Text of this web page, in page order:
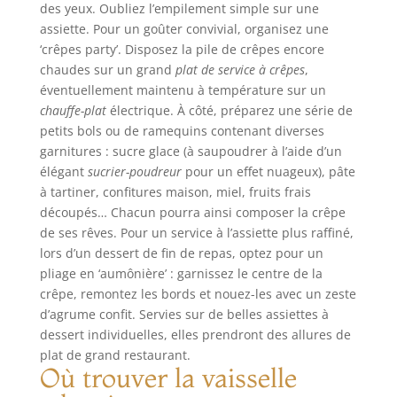
avec un gobelet
pratique pour
mesurer et mixer
directement les
ingrédients,
simplifiant la
préparation des
repas Contenu de
la livraison :
Mixeur plongeant
ErgoMixx 600 W
avec 2 vitesses et
gobelet doseur
éclaboussures et
les dégâts, pour
une expérience
plus propre et plus
agréable DESIGN
CONFORTABLE :
Une poignée
ergonomique avec
une prise en main
texturée, pour
expérience plus
facile et plus
confortable, idéal
pour une
utilisation
fréquente
Zelkrom qui
garantissent des
durables
des yeux. Oubliez l’empilement simple sur une
assiette. Pour un goûter convivial, organisez une
‘crêpes party’. Disposez la pile de crêpes encore
chaudes sur un grand plat de service à crêpes,
éventuellement maintenu à température sur un
chauffe-platélectrique. À côté, préparez une série de
petits bols ou de ramequins contenant diverses
garnitures : sucre glace (à saupoudrer à l’aide d’un
élégant sucrier-poudreurpour un effet nuageux), pâte
à tartiner, confitures maison, miel, fruits frais
découpés… Chacun pourra ainsi composer la crêpe
de ses rêves. Pour un service à l’assiette plus raffiné,
lors d’un dessert de fin de repas, optez pour un
pliage en ‘aumônière’ : garnissez le centre de la
crêpe, remontez les bords et nouez-les avec un zeste
d’agrume confit. Servies sur de belles assiettes à
dessert individuelles, elles prendront des allures de
plat de grand restaurant.
Où trouver la vaisselle